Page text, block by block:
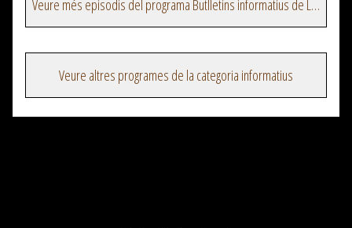
Veure més episodis del programa Butlletins informatius de La Xarxa
Veure altres programes de la categoria informatius